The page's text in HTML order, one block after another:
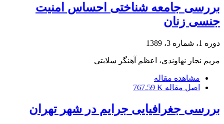
بررسی جامعه شناختی احساس امنیت
جنسی زنان
دوره 1، شماره 3، 1389
مریم نجار نهاوندی، اعظم آهنگر سلابتی
مشاهده مقاله
اصل مقاله 767.59 K
بررسی جغرافیایی جرایم در شهر تهران